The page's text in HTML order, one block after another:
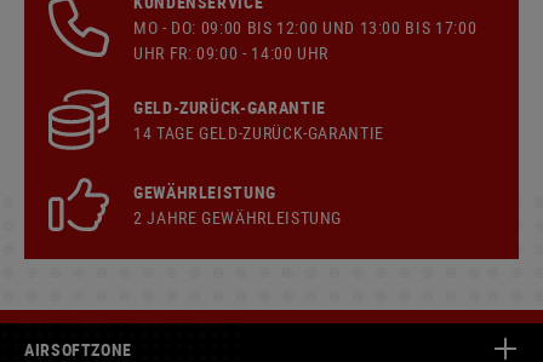
MO - DO: 09:00 BIS 12:00 UND 13:00 BIS 17:00
UHR FR: 09:00 - 14:00 UHR
GELD-ZURÜCK-GARANTIE
14 TAGE GELD-ZURÜCK-GARANTIE
GEWÄHRLEISTUNG
2 JAHRE GEWÄHRLEISTUNG
AIRSOFTZONE